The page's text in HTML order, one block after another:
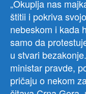
„Okuplja nas
štitii i pokriva
nebeskom i kada
samo da
u stvari
ministar pravde,
pričaju o nekom